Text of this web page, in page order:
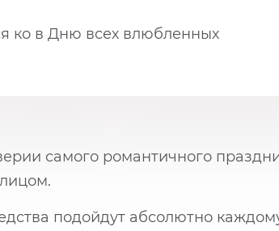
ко в Дню всех влюбленных
самого романтичного
подойдут абсолютно